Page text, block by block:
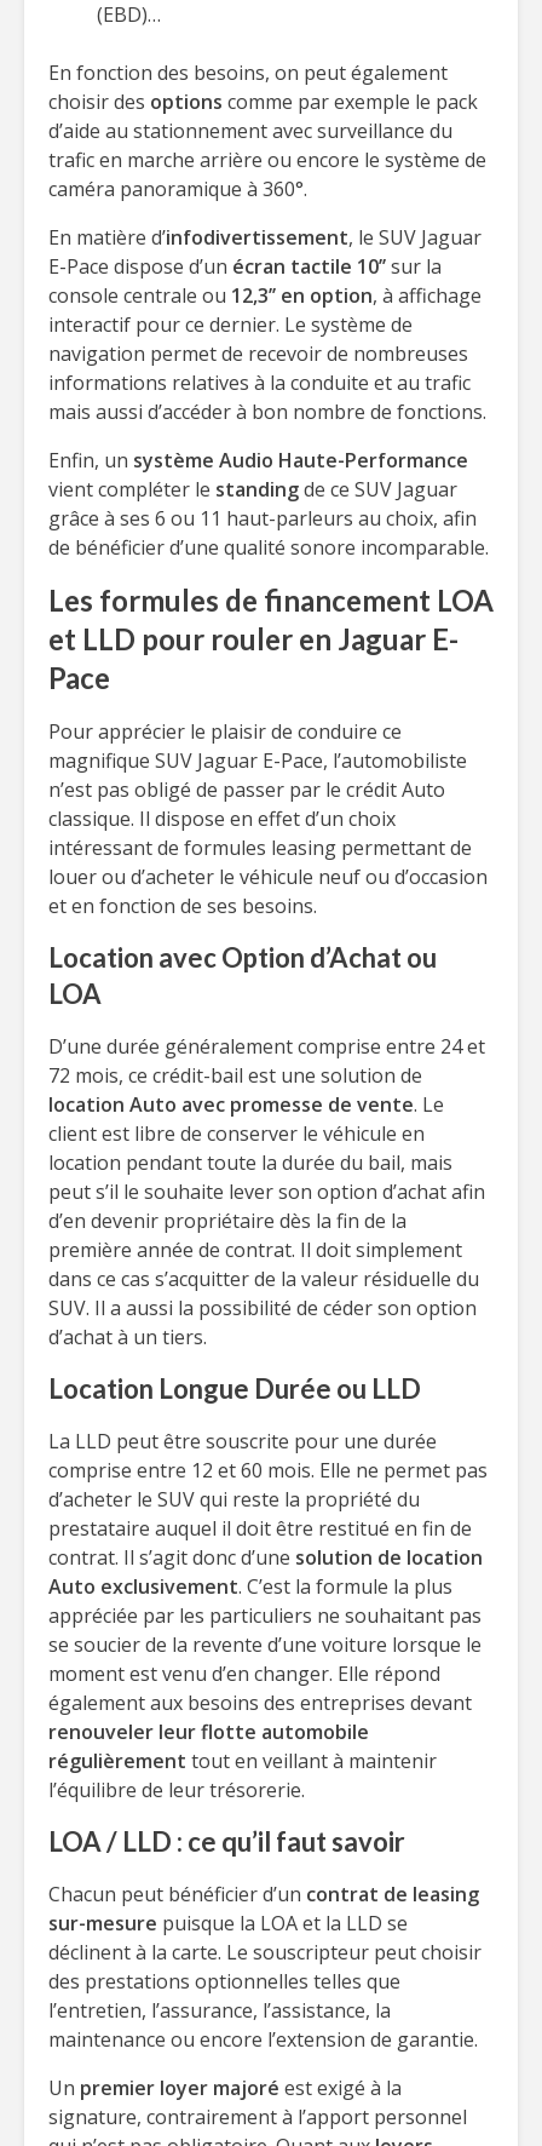
(EBD)…
En fonction des besoins, on peut également
choisir des options comme par exemple le pack
d’aide au stationnement avec surveillance du
trafic en marche arrière ou encore le système de
caméra panoramique à 360°.
En matière d’infodivertissement, le SUV Jaguar
E-Pace dispose d’un écran tactile 10’’sur la
console centrale ou 12,3’’ en option, à affichage
interactif pour ce dernier. Le système de
navigation permet de recevoir de nombreuses
informations relatives à la conduite et au trafic
mais aussi d’accéder à bon nombre de fonctions.
Enfin, un système Audio Haute-Performance
vient compléter le standingde ce SUV Jaguar
grâce à ses 6 ou 11 haut-parleurs au choix, afin
de bénéficier d’une qualité sonore incomparable.
Les formules de financement LOA
et LLD pour rouler en Jaguar E-
Pace
Pour apprécier le plaisir de conduire ce
magnifique SUV Jaguar E-Pace, l’automobiliste
n’est pas obligé de passer par le crédit Auto
classique. Il dispose en effet d’un choix
intéressant de formules leasing permettant de
louer ou d’acheter le véhicule neuf ou d’occasion
et en fonction de ses besoins.
Location avec Option d’Achat ou
LOA
D’une durée généralement comprise entre 24 et
72 mois, ce crédit-bail est une solution de
location Auto avec promesse de vente. Le
client est libre de conserver le véhicule en
location pendant toute la durée du bail, mais
peut s’il le souhaite lever son option d’achat afin
d’en devenir propriétaire dès la fin de la
première année de contrat. Il doit simplement
dans ce cas s’acquitter de la valeur résiduelle du
SUV. Il a aussi la possibilité de céder son option
d’achat à un tiers.
Location Longue Durée ou LLD
La LLD peut être souscrite pour une durée
comprise entre 12 et 60 mois. Elle ne permet pas
d’acheter le SUV qui reste la propriété du
prestataire auquel il doit être restitué en fin de
contrat. Il s’agit donc d’une solution de location
Auto exclusivement. C’est la formule la plus
appréciée par les particuliers ne souhaitant pas
se soucier de la revente d’une voiture lorsque le
moment est venu d’en changer. Elle répond
également aux besoins des entreprises devant
renouveler leur flotte automobile
régulièrement tout en veillant à maintenir
l’équilibre de leur trésorerie.
LOA / LLD : ce qu’il faut savoir
Chacun peut bénéficier d’un contrat de leasing
sur-mesure puisque la LOA et la LLD se
déclinent à la carte. Le souscripteur peut choisir
des prestations optionnelles telles que
l’entretien, l’assurance, l’assistance, la
maintenance ou encore l’extension de garantie.
Un premier loyer majoré est exigé à la
signature, contrairement à l’apport personnel